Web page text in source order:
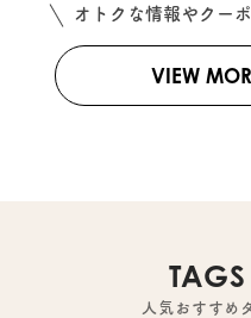
オトクな情報やクー
VIEW
TAGS
人気おすすめ